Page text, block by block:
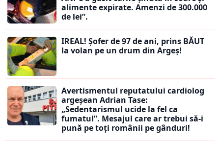
alimente expirate. Amenzi de 300.000
de lei”.
IREAL! Șofer de 97 de ani, prins BĂUT
la volan pe un drum din Argeș!
Avertismentul reputatului cardiolog
argeșean Adrian Tase:
„Sedentarismul ucide la fel ca
fumatul”. Mesajul care ar trebui să-i
pună pe toți românii pe gânduri!